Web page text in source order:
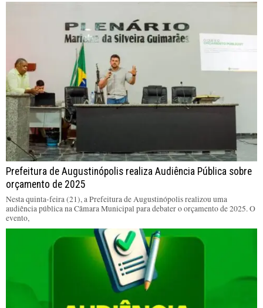
Prefeitura de Augustinópolis realiza Audiência Pública sobre
orçamento de 2025
Nesta quinta-feira (21), a Prefeitura de Augustinópolis realizou uma
audiência pública na Câmara Municipal para debater o orçamento de 2025. O
evento,